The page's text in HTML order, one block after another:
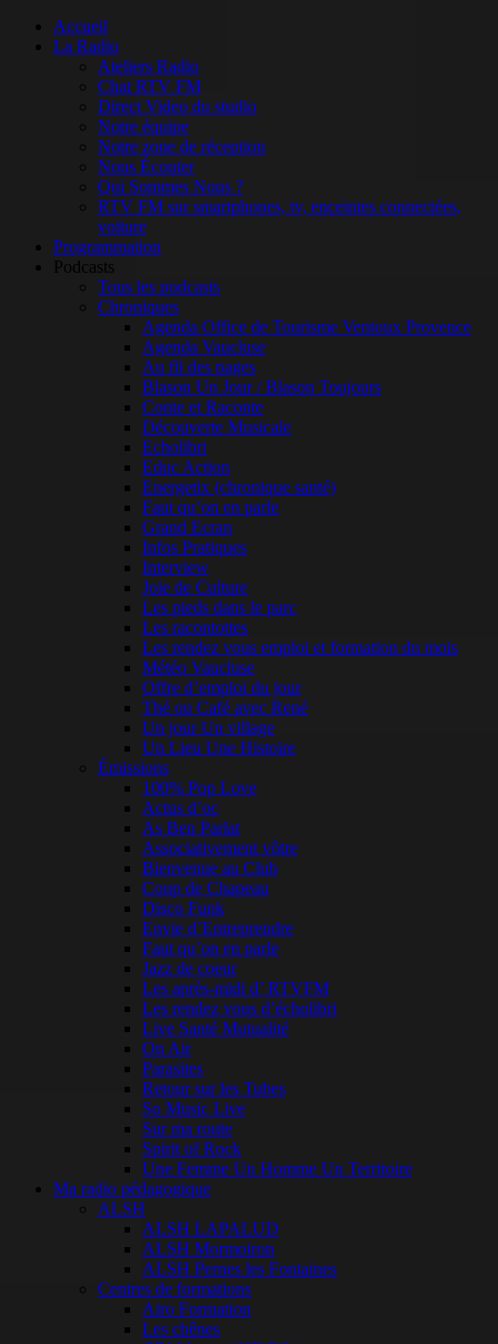
Accueil
La Radio
Ateliers Radio
Chat RTV FM
Direct Video du studio
Notre équipe
Notre zone de réception
Nous Écouter
Qui Sommes Nous ?
RTV FM sur smartphones, tv, enceintes connectées,
voiture
Programmation
Podcasts
Tous les podcasts
Chroniques
Agenda Office de Tourisme Ventoux Provence
Agenda Vaucluse
Au fil des pages
Blason Un Jour / Blason Toujours
Conte et Raconte
Découverte Musicale
Echolibri
Educ Action
Energetix (chronique santé)
Faut qu’on en parle
Grand Ecran
Infos Pratiques
Interview
Joie de Culture
Les pieds dans le parc
Les racontottes
Les rendez vous emploi et formation du mois
Météo Vaucluse
Offre d’emploi du jour
Thé ou Café avec René
Un jour Un village
Un Lieu Une Histoire
Émissions
100% Pop Love
Actus d’oc
As Ben Parlat
Associativement vôtre
Bienvenue au Club
Coup de Chapeau
Disco Funk
Envie d’Entreprendre
Faut qu’on en parle
Jazz de coeur
Les après-midi d’ RTVFM
Les rendez vous d’écholibri
Live Santé Mutualité
On Air
Parasites
Retour sur les Tubes
So Music Live
Sur ma route
Spirit of Rock
Une Femme Un Homme Un Territoire
Ma radio pédagogique
ALSH
ALSH LAPALUD
ALSH Mormoiron
ALSH Pernes les Fontaines
Centres de formations
Airo Formation
Les chênes